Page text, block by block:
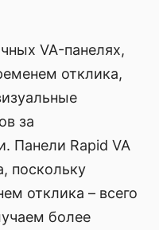
VA-панелях,
отклика,
за
Панели Rapid VA
поскольку
отклика – всего
более